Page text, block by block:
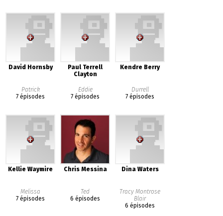
David Hornsby
Patrick
7 épisodes
Paul Terrell
Clayton
Eddie
7 épisodes
Kendre Berry
Durrell
7 épisodes
Kellie Waymire
Melissa
7 épisodes
Chris Messina
Ted
6 épisodes
Dina Waters
Tracy Montrose
Blair
6 épisodes